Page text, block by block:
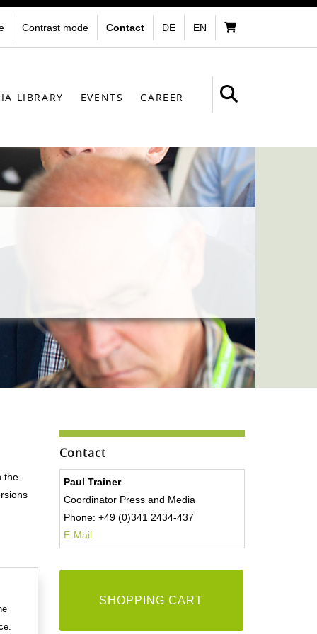
Contrast mode Contact DE EN
LIBRARY EVENTS CAREER
the
Contact
Paul Trainer
Coordinator Press and Media
Phone: +49 (0)341 2434-437
E-Mail
SHOPPING CART